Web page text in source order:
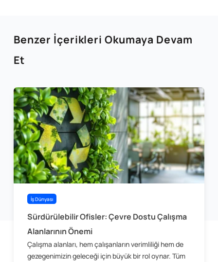
Benzer İçerikleri Okumaya Devam
Et
İş Dünyası
Sürdürülebilir Ofisler: Çevre Dostu Çalışma
Alanlarının Önemi
Çalışma alanları, hem çalışanların verimliliği hem de
gezegenimizin geleceği için büyük bir rol oynar. Tüm